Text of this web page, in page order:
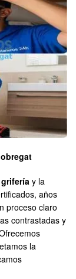
grifería y la
años
proceso claro
contrastadas y
la